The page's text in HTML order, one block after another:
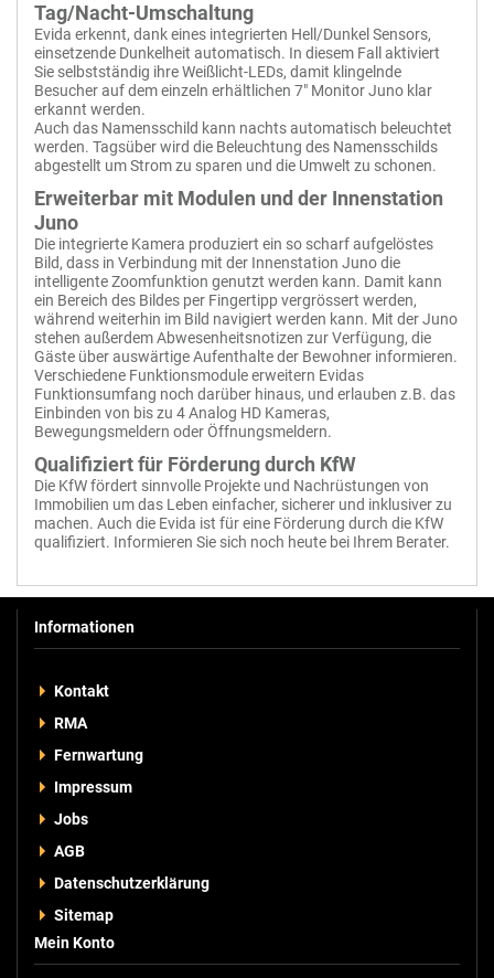
Tag/Nacht-Umschaltung
Evida erkennt, dank eines integrierten Hell/Dunkel Sensors,
einsetzende Dunkelheit automatisch. In diesem Fall aktiviert
Sie selbstständig ihre Weißlicht-LEDs, damit klingelnde
Besucher auf dem einzeln erhältlichen 7" Monitor Juno klar
erkannt werden.
Auch das Namensschild kann nachts automatisch beleuchtet
werden. Tagsüber wird die Beleuchtung des Namensschilds
abgestellt um Strom zu sparen und die Umwelt zu schonen.
Erweiterbar mit Modulen und der Innenstation
Juno
Die integrierte Kamera produziert ein so scharf aufgelöstes
Bild, dass in Verbindung mit der Innenstation Juno die
intelligente Zoomfunktion genutzt werden kann. Damit kann
ein Bereich des Bildes per Fingertipp vergrössert werden,
während weiterhin im Bild navigiert werden kann. Mit der Juno
stehen außerdem Abwesenheitsnotizen zur Verfügung, die
Gäste über auswärtige Aufenthalte der Bewohner informieren.
Verschiedene Funktionsmodule erweitern Evidas
Funktionsumfang noch darüber hinaus, und erlauben z.B. das
Einbinden von bis zu 4 Analog HD Kameras,
Bewegungsmeldern oder Öffnungsmeldern.
Qualifiziert für Förderung durch KfW
Die KfW fördert sinnvolle Projekte und Nachrüstungen von
Immobilien um das Leben einfacher, sicherer und inklusiver zu
machen. Auch die Evida ist für eine Förderung durch die KfW
qualifiziert. Informieren Sie sich noch heute bei Ihrem Berater.
Freisprechfunktion
Beleuchtetes Namensschild
Schutzklasse IP44
+Zum Vergleich hinzufügen
Informationen
Kontakt
RMA
Fernwartung
Impressum
Jobs
AGB
Datenschutzerklärung
Sitemap
Mein Konto